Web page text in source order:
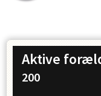
Aktive
200